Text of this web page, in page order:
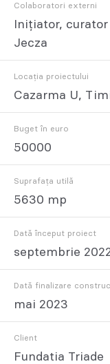
Colaboratori externi
Inițiator,
Jecza
Locația proiectului
Cazarma U,
Buget în euro
50000
Suprafața utilă
5630 mp
Dată început proiect
septembrie
Dată finalizare
mai 2023
Client
Fundatia Triade